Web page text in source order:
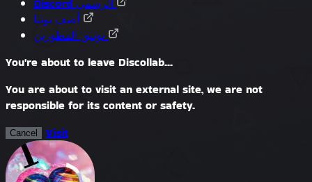
You're about to leave Discollab...
You are about to visit an external site, we are not
responsible for its content or safety.
Cancel Visit